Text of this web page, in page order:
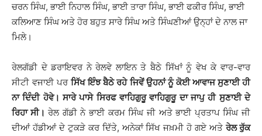
ਚਰਨ ਸਿੰਘ, ਭਾਈ ਨਿਹਾਲ ਸਿੰਘ, ਭਾਈ ਤਾਰਾ ਸਿੰਘ, ਭਾਈ ਫਕੀਰ ਸਿੰਘ, ਭਾਈ
ਕਲਿਆਣ ਸਿੰਘ ਅਤੇ ਹੋਰ ਬਹੁਤ ਸਾਰੇ ਸਿੰਘ ਅਤੇ ਸਿੰਘਣੀਆਂ ਉਨ੍ਹਾਂ ਦੇ ਨਾਲ ਜਾ
ਮਿਲੇ।
ਰੇਲਗੱਡੀ ਦੇ ਡਰਾਇਵਰ ਨੇ ਰੇਲਵੇ ਲਾਇਨ ਤੇ ਬੈਠੇ ਸਿੱਖਾਂ ਨੂੰ ਵੇਖ ਕੇ ਵਾਰ-ਵਾਰ
ਸੀਟੀ ਵਜਾਈ ਪਰਸਿੱਖ ਇੰਝ ਬੈਠੇ ਰਹੇ ਜਿਵੇਂ ਉਹਨਾਂ ਨੂੰ ਕੋਈ ਆਵਾਜ ਸੁਣਾਈ ਹੀ
ਨਾ ਦਿੰਦੀ ਹੋਵੇ। ਸਾਰੇ ਪਾਸੇ ਸਿਰਫ ਵਾਹਿਗੁਰੂ ਵਾਹਿਗੁਰੂ ਦਾ ਜਾਪੁ ਹੀ ਸੁਣਾਈ ਦੇ
ਰਿਹਾ ਸੀ। ਰੇਲ ਗੱਡੀ ਨੇ ਭਾਈ ਕਰਮ ਸਿੰਘ ਜੀ ਅਤੇ ਭਾਈ ਪ੍ਰਤਾਪ ਸਿੰਘ ਜੀ
ਦੀਆਂ ਹੱਡੀਆਂ ਦੇ ਟੁਕੜੇ ਕਰ ਦਿੱਤੇ, ਅਨੇਕਾਂ ਸਿੱਖ ਜਖ਼ਮੀ ਹੋ ਗਏ ਅਤੇਰੇਲ ਰੁੱਕ